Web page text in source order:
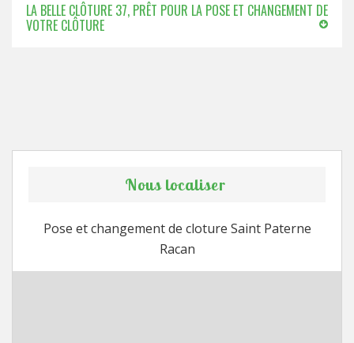
LA BELLE CLÔTURE 37, PRÊT POUR LA POSE ET CHANGEMENT DE
VOTRE CLÔTURE
Nous localiser
Pose et changement de cloture Saint Paterne
Racan